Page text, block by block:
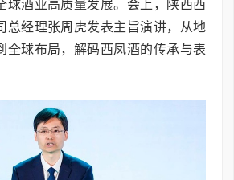
球酒业高质量发展。会上，陕西西
总经理张周虎发表主旨演讲，从地
全球布局，解码西凤酒的传承与表